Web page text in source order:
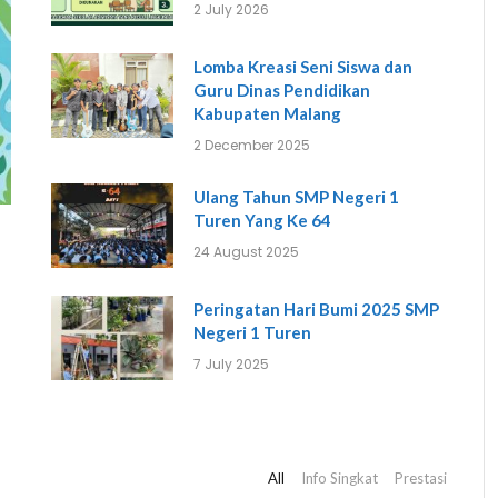
tahun, siswa-
diserahkan
kepada
wali.
kerja sama,
yang
SMP Negeri
putra-
menempuh
nilai karakter
bekal
menuju
berhenti belajar, dan jadilah versi
Salam Berlian!
#Kelulusan #dispendikkabmalang
#SMPN1Turen #spenzaberlian
Di tengah
hadir
menyatukan
Nilai-nilainya
harmoni di
menjadi
Mari kita
Pancasila
demi Indonesia
dan
2 July 2026
Lomba Kreasi Seni Siswa dan
Guru Dinas Pendidikan
Kabupaten Malang
2 December 2025
Ulang Tahun SMP Negeri 1
Turen Yang Ke 64
24 August 2025
Peringatan Hari Bumi 2025 SMP
Negeri 1 Turen
7 July 2025
All Info Singkat Prestasi